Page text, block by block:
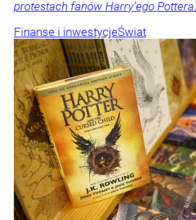
protestach fanów Harry’ego Pottera.
Finanse i inwestycjeŚwiat